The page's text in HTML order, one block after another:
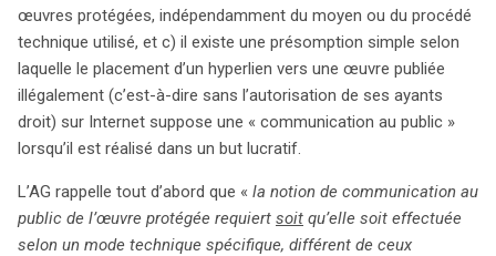
œuvres protégées, indépendamment du moyen ou du procédé
technique utilisé, et c) il existe une présomption simple selon
laquelle le placement d’un hyperlien vers une œuvre publiée
illégalement (c’est-à-dire sans l’autorisation de ses ayants
droit) sur Internet suppose une « communication au public »
lorsqu’il est réalisé dans un but lucratif.
L’AG rappelle tout d’abord que « la notion de communication au
public de l’œuvre protégée requiert soit qu’elle soit effectuée
selon un mode technique spécifique, différent de ceux